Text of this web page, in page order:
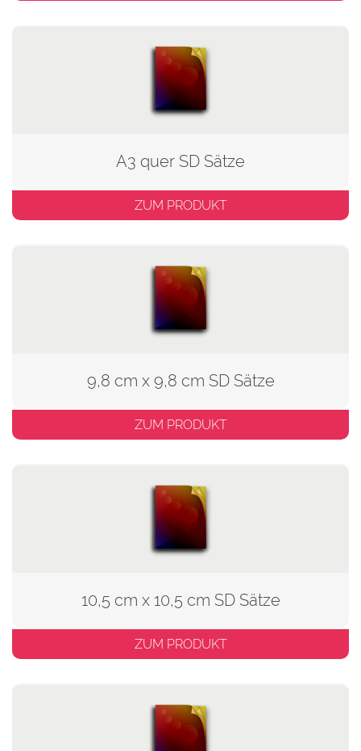
A3 quer SD Sätze
ZUM PRODUKT
9,8 cm x 9,8 cm SD Sätze
ZUM PRODUKT
10,5 cm x 10,5 cm SD Sätze
ZUM PRODUKT